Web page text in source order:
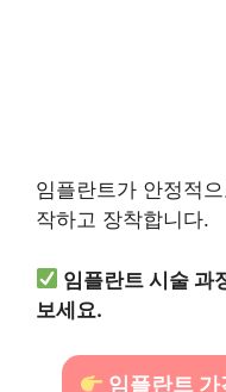
임플란트가 안정적
작하고 장착합니다.
임플란트 시술 과
보세요.
임플란트 가